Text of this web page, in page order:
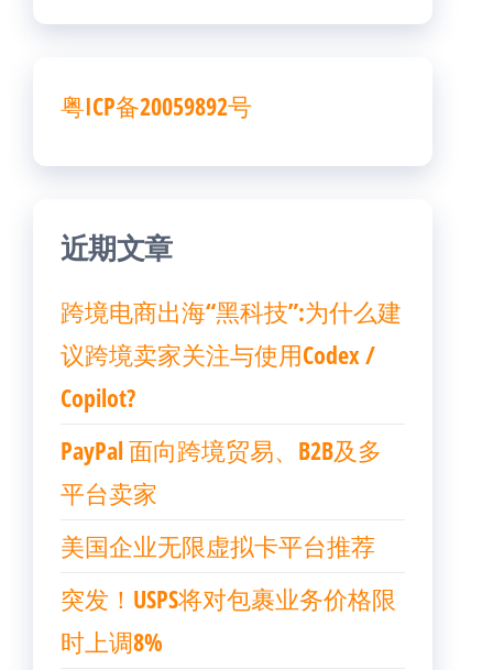
粤ICP备20059892号
近期文章
跨境电商出海“黑科技”:为什么建
议跨境卖家关注与使用Codex /
Copilot?
PayPal 面向跨境贸易、B2B及多
平台卖家
美国企业无限虚拟卡平台推荐
突发！USPS将对包裹业务价格限
时上调8%